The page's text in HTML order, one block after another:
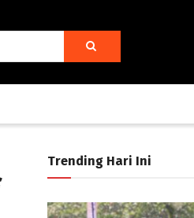
Trending Hari Ini